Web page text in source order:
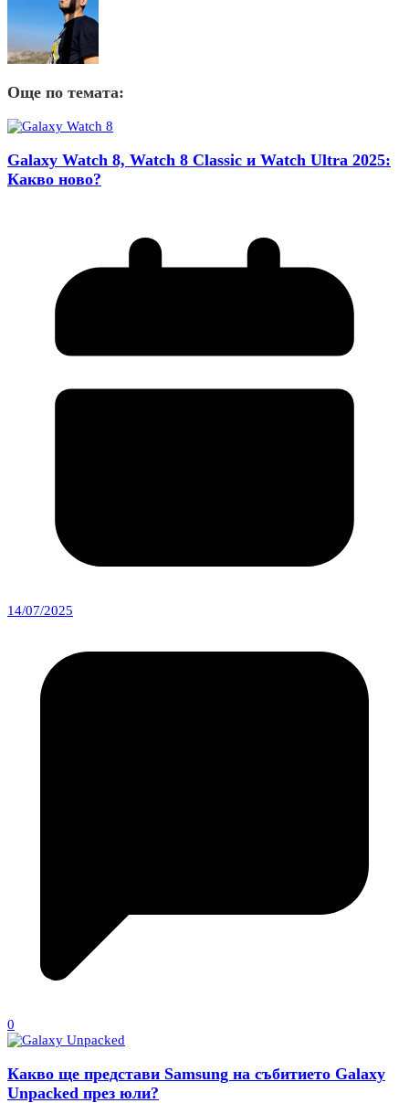
Още по темата:
Galaxy Watch 8, Watch 8 Classic и Watch Ultra 2025:
Какво ново?
14/07/2025
0
Какво ще представи Samsung на събитието Galaxy
Unpacked през юли?